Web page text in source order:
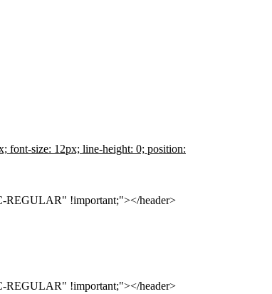
font-size: 12px; line-height: 0; position:
REGULAR" !important;"></header>
REGULAR" !important;"></header>